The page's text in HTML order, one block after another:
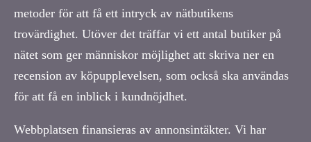
metoder för att få ett intryck av nätbutikens
trovärdighet. Utöver det träffar vi ett antal butiker på
nätet som ger människor möjlighet att skriva ner en
recension av köpupplevelsen, som också ska användas
för att få en inblick i kundnöjdhet.
Webbplatsen finansieras av annonsintäkter. Vi har